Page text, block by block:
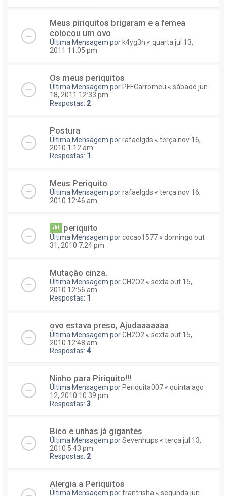
Meus piriquitos brigaram e a femea
colocou um ovo
Última Mensagem por k4yg3n « quarta jul 13,
2011 11:05 pm
Os meus periquitos
Última Mensagem por PFFCarromeu « sábado jun
18, 2011 12:33 pm
Respostas: 2
Postura
Última Mensagem porrafaelgds « terça nov 16,
2010 1:12 am
Respostas: 1
Meus Periquito
Última Mensagem porrafaelgds « terça nov 16,
2010 12:46 am
periquito
Última Mensagem porcocao1577 « domingo out
31, 2010 7:24 pm
Mutação cinza.
Última Mensagem porCH2O2 « sexta out 15,
2010 12:56 am
Respostas: 1
ovo estava preso, Ajudaaaaaaa
Última Mensagem porCH2O2 « sexta out 15,
2010 12:48 am
Respostas: 4
Ninho para Piriquito!!!
Última Mensagem por Periquita007 « quinta ago
12, 2010 10:39 pm
Respostas: 3
Bico e unhas já gigantes
Última Mensagem porSevenhups « terça jul 13,
2010 5:43 pm
Respostas: 2
Alergia a Periquitos
Última Mensagem porfrantrisha « segunda jun